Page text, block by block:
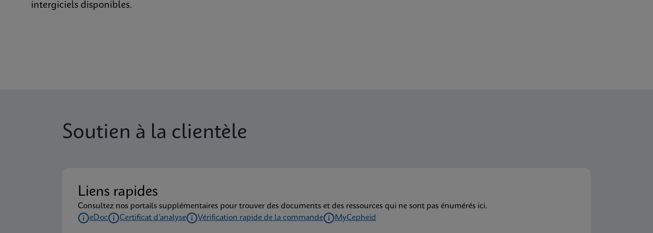
intergiciels disponibles.
Soutien à la clientèle
Liens rapides
Consultez nos portails supplémentaires pour trouver des documents et des ressources qui ne sont pas énumérés ici.
eDoc
Certificat d’analyse Vérification rapide de la commande MyCepheid